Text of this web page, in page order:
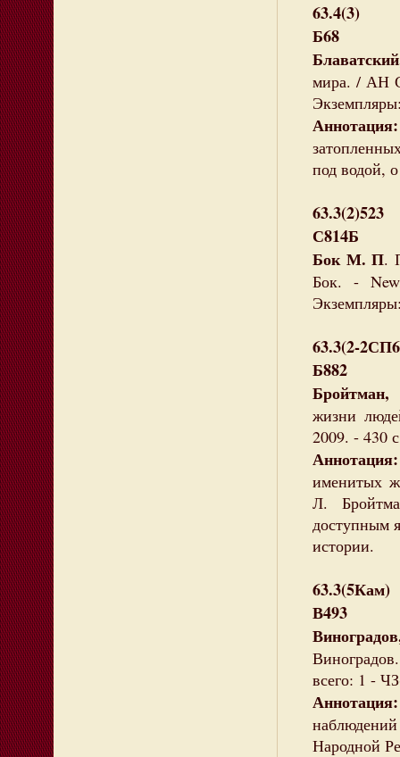
63.4(3)
Б68
мира. / АН
Аннотация:
под водой,
63.3(2)523
С814Б
Бок М. П.
Бок. -
63.3(2-
Б882
жизни
2009. - 430
Аннотация:
именитых
Л.
доступным
истории.
63.3(5Кам)
В493
всего: 1 -
Народной